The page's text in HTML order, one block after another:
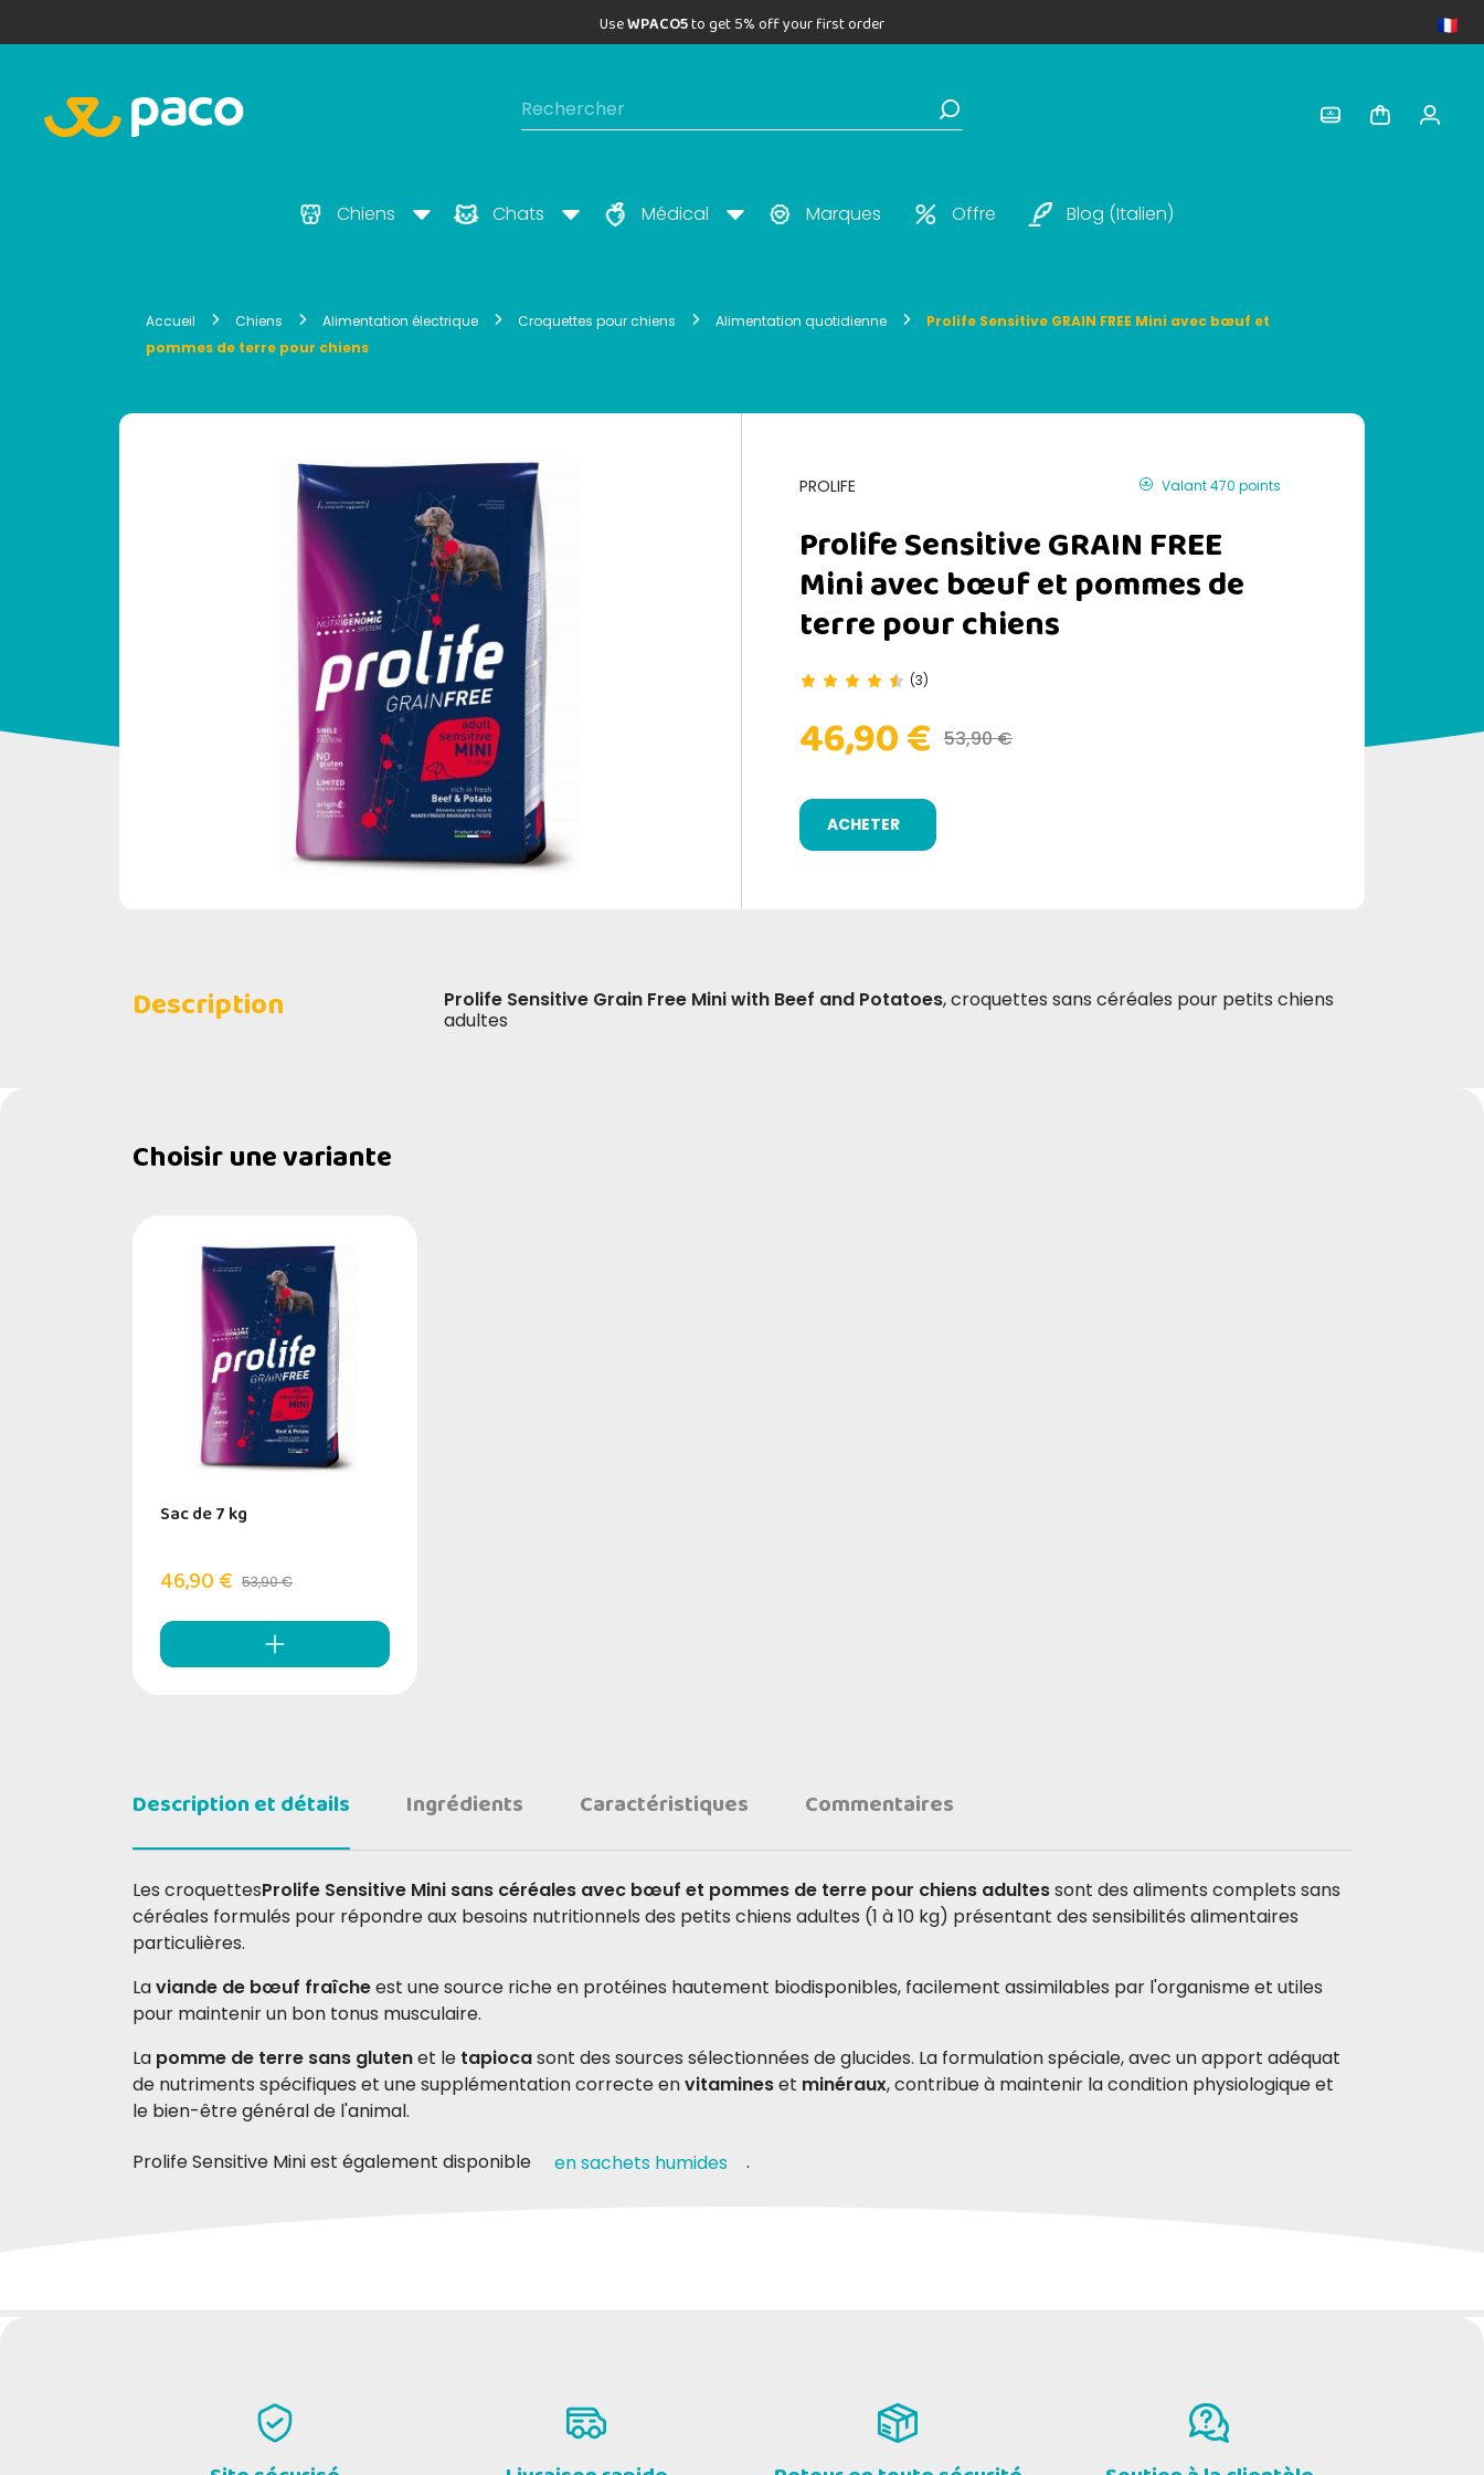
UseWPACO5to get 5% off your first order
Chiens Chats Médical Marques Offre Blog (italien)
Accueil Chiens Alimentation électrique Croquettes pour chiens Alimentation quotidienne
Prolife Sensitive GRAIN FREE Mini avec bœuf et
pommes de terre pour chiens
PROLIFE Valant 470 points
Prolife Sensitive GRAIN FREE
Mini avec bœuf et pommes de
terre pour chiens
(3)
46,90 € 53,90 €
ACHETER
Description Prolife Sensitive Grain Free Mini with Beef and Potatoes, croquettes sans céréales pour petits chiens
adultes
Choisir une variante
Sac de 7 kg
46,90 € 53,90 €
Description et détails Ingrédients Caractéristiques Commentaires
Les croquettesProlife Sensitive Mini sans céréales avec bœuf et pommes de terre pour chiens adultessont des aliments complets sans
céréales formulés pour répondre aux besoins nutritionnels des petits chiens adultes (1 à 10 kg) présentant des sensibilités alimentaires
particulières.
Laviande de bœuf fraîcheest une source riche en protéines hautement biodisponibles, facilement assimilables par l'organisme et utiles
pour maintenir un bon tonus musculaire.
La pomme de terre sans glutenet le tapiocasont des sources sélectionnées de glucides. La formulation spéciale, avec un apport adéquat
de nutriments spécifiques et une supplémentation correcte envitamineset minéraux, contribue à maintenir la condition physiologique et
le bien-être général de l'animal.
Prolife Sensitive Mini est également disponible en sachets humides .
Favorise le développement immunitaire
tempo con gusto speriamo che duri